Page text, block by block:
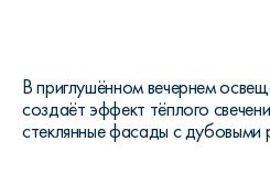
В приглушённом вечернем
создаёт эффект тёплого
стеклянные фасады с дубовыми